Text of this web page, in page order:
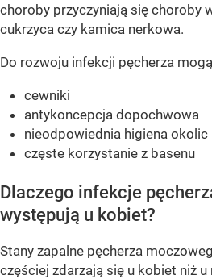
choroby przyczyniają się choroby
cukrzyca czy kamica nerkowa.
Do rozwoju infekcji pęcherza
cewniki
antykoncepcja dopochwowa
nieodpowiednia higiena okolic
częste korzystanie z basenu
Dlaczego infekcje
występują u kobiet?
Stany zapalne pęcherza
częściej zdarzają się u kobiet niż u